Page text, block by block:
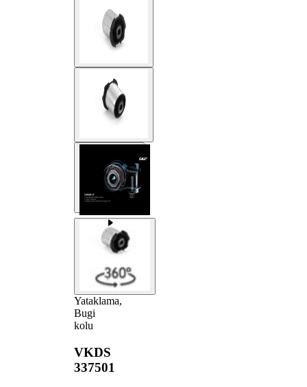
Yataklama,
Bugi
kolu
VKDS
337501